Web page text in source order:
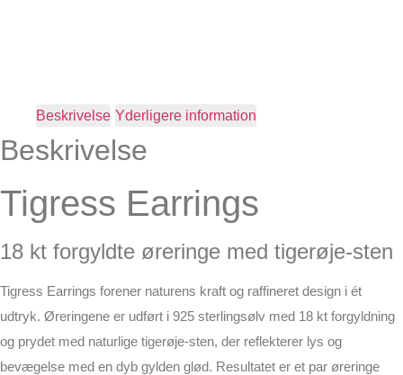
Beskrivelse Yderligere information
Beskrivelse
Tigress Earrings
18 kt forgyldte øreringe med tigerøje-sten
Tigress Earrings forener naturens kraft og raffineret design i ét
udtryk. Øreringene er udført i 925 sterlingsølv med 18 kt forgyldning
og prydet med naturlige tigerøje-sten, der reflekterer lys og
bevægelse med en dyb gylden glød. Resultatet er et par øreringe